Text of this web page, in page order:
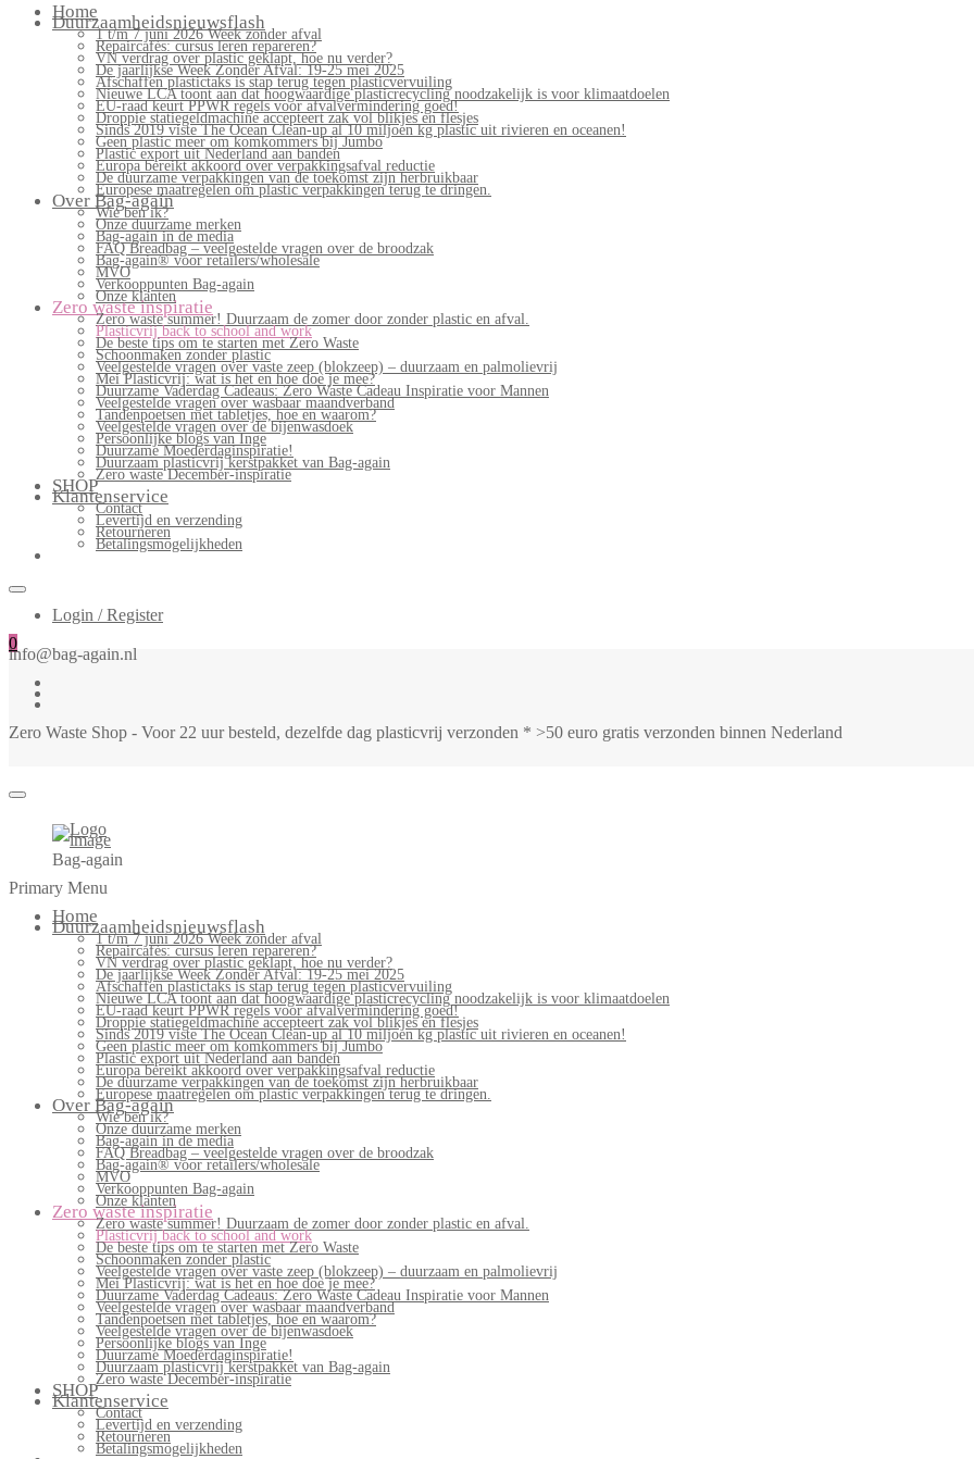
Home
Duurzaamheidsnieuwsflash
1 t/m 7 juni 2026 Week zonder afval
Repaircafés: cursus leren repareren?
VN verdrag over plastic geklapt, hoe nu verder?
De jaarlijkse Week Zonder Afval: 19-25 mei 2025
Afschaffen plastictaks is stap terug tegen plasticvervuiling
Nieuwe LCA toont aan dat hoogwaardige plasticrecycling noodzakelijk is voor klimaatdoelen
EU-raad keurt PPWR regels voor afvalvermindering goed!
Droppie statiegeldmachine accepteert zak vol blikjes en flesjes
Sinds 2019 viste The Ocean Clean-up al 10 miljoen kg plastic uit rivieren en oceanen!
Geen plastic meer om komkommers bij Jumbo
Plastic export uit Nederland aan banden
Europa bereikt akkoord over verpakkingsafval reductie
De duurzame verpakkingen van de toekomst zijn herbruikbaar
Europese maatregelen om plastic verpakkingen terug te dringen.
Over Bag-again
Wie ben ik?
Onze duurzame merken
Bag-again in de media
FAQ Breadbag – veelgestelde vragen over de broodzak
Bag-again® voor retailers/wholesale
MVO
Verkooppunten Bag-again
Onze klanten
Zero waste inspiratie
Zero waste summer! Duurzaam de zomer door zonder plastic en afval.
Plasticvrij back to school and work
De beste tips om te starten met Zero Waste
Schoonmaken zonder plastic
Veelgestelde vragen over vaste zeep (blokzeep) – duurzaam en palmolievrij
Mei Plasticvrij: wat is het en hoe doe je mee?
Duurzame Vaderdag Cadeaus: Zero Waste Cadeau Inspiratie voor Mannen
Veelgestelde vragen over wasbaar maandverband
Tandenpoetsen met tabletjes, hoe en waarom?
Veelgestelde vragen over de bijenwasdoek
Persoonlijke blogs van Inge
Duurzame Moederdaginspiratie!
Duurzaam plasticvrij kerstpakket van Bag-again
Zero waste December-inspiratie
SHOP
Klantenservice
Contact
Levertijd en verzending
Retourneren
Betalingsmogelijkheden
Login / Register
0
info@bag-again.nl
Zero Waste Shop - Voor 22 uur besteld, dezelfde dag plasticvrij verzonden * >50 euro gratis verzonden binnen Nederland
Bag-again
Primary Menu
Home
Duurzaamheidsnieuwsflash
1 t/m 7 juni 2026 Week zonder afval
Repaircafés: cursus leren repareren?
VN verdrag over plastic geklapt, hoe nu verder?
De jaarlijkse Week Zonder Afval: 19-25 mei 2025
Afschaffen plastictaks is stap terug tegen plasticvervuiling
Nieuwe LCA toont aan dat hoogwaardige plasticrecycling noodzakelijk is voor klimaatdoelen
EU-raad keurt PPWR regels voor afvalvermindering goed!
Droppie statiegeldmachine accepteert zak vol blikjes en flesjes
Sinds 2019 viste The Ocean Clean-up al 10 miljoen kg plastic uit rivieren en oceanen!
Geen plastic meer om komkommers bij Jumbo
Plastic export uit Nederland aan banden
Europa bereikt akkoord over verpakkingsafval reductie
De duurzame verpakkingen van de toekomst zijn herbruikbaar
Europese maatregelen om plastic verpakkingen terug te dringen.
Over Bag-again
Wie ben ik?
Onze duurzame merken
Bag-again in de media
FAQ Breadbag – veelgestelde vragen over de broodzak
Bag-again® voor retailers/wholesale
MVO
Verkooppunten Bag-again
Onze klanten
Zero waste inspiratie
Zero waste summer! Duurzaam de zomer door zonder plastic en afval.
Plasticvrij back to school and work
De beste tips om te starten met Zero Waste
Schoonmaken zonder plastic
Veelgestelde vragen over vaste zeep (blokzeep) – duurzaam en palmolievrij
Mei Plasticvrij: wat is het en hoe doe je mee?
Duurzame Vaderdag Cadeaus: Zero Waste Cadeau Inspiratie voor Mannen
Veelgestelde vragen over wasbaar maandverband
Tandenpoetsen met tabletjes, hoe en waarom?
Veelgestelde vragen over de bijenwasdoek
Persoonlijke blogs van Inge
Duurzame Moederdaginspiratie!
Duurzaam plasticvrij kerstpakket van Bag-again
Zero waste December-inspiratie
SHOP
Klantenservice
Contact
Levertijd en verzending
Retourneren
Betalingsmogelijkheden